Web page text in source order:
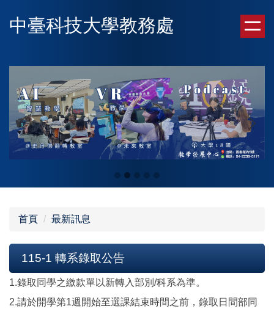
到
內
中臺科技大學教務處
首頁 最新訊息
115-1 轉系錄取公告
1.錄取同學之繳款單以新轉入部別/科系為準。
2.請於開學第1週開始至選課結束時間之前，錄取日間部同